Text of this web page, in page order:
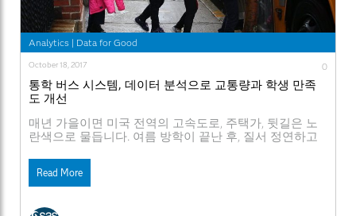
Analytics | Data for Good
October 18, 2017 0
통학 버스 시스템, 데이터 분석으로 교통량과 학생 만족
도 개선
매년 가을이면 미국 전역의 고속도로, 주택가, 뒷길은 노
란색으로 물듭니다. 여름 방학이 끝난 후, 질서 정연하고
데요. 보스턴 공립 학교(BPS; Boston Public Schools)는 지
난 학기 동안 매일 버스 650대로 총 4만5,000마일을 달려
2만5,000명의 학생들을 통학시켰습니다. 해당 지역은 전
국에서 가장 오래된 공립 학교 구역으로, 이 버스들은
Read More